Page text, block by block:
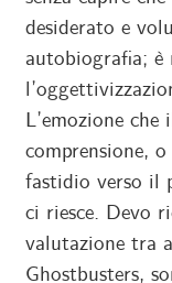
desiderato e
autobiografia; è
L’emozione
comprensione,
fastidio verso il
ci riesce. Devo
valutazione tra
Ghostbusters,